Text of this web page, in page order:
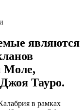
являются
Моле,
Тауро.
в рамках